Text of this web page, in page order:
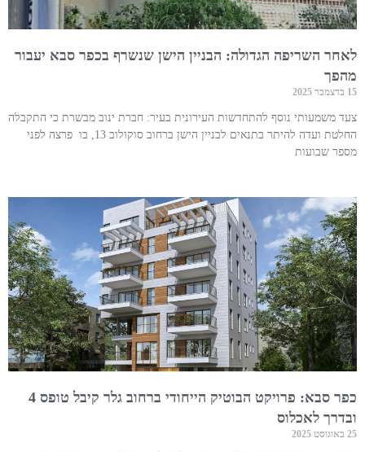
לאחר השריפה הגדולה: הבניין הישן שנשרף בכפר סבא יעבור
מהפך
15 בדצמבר 2025
צעד משמעותי נוסף להתחדשות העירונית בעיר: חברת ינוב מבשרת כי התקבלה
החלטת ועדה להיתר בתנאים לבניין הישן ברחוב סוקולוב 13, בו פרצה לפני
מספר שבועות
כפר סבא: פרויקט הבוטיק הייחודי ברחוב גלר קיבל טופס 4
ובדרך לאכלוס
25 באוגוסט 2025